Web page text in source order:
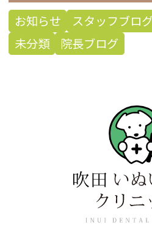
お知らせ スタッフブログ
未分類
院長ブログ